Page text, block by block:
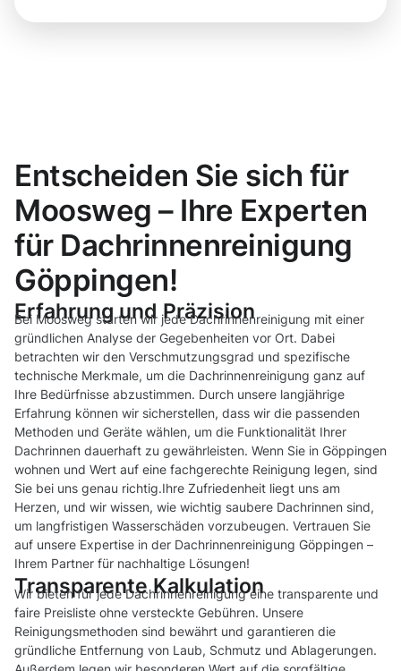
Entscheiden Sie sich für
Moosweg – Ihre Experten
für Dachrinnenreinigung
Göppingen!
Erfahrung und Präzision
Bei Moosweg starten wir jede Dachrinnenreinigung mit einer
gründlichen Analyse der Gegebenheiten vor Ort. Dabei
betrachten wir den Verschmutzungsgrad und spezifische
technische Merkmale, um die Dachrinnenreinigung ganz auf
Ihre Bedürfnisse abzustimmen. Durch unsere langjährige
Erfahrung können wir sicherstellen, dass wir die passenden
Methoden und Geräte wählen, um die Funktionalität Ihrer
Dachrinnen dauerhaft zu gewährleisten. Wenn Sie in Göppingen
wohnen und Wert auf eine fachgerechte Reinigung legen, sind
Sie bei uns genau richtig.Ihre Zufriedenheit liegt uns am
Herzen, und wir wissen, wie wichtig saubere Dachrinnen sind,
um langfristigen Wasserschäden vorzubeugen. Vertrauen Sie
auf unsere Expertise in der Dachrinnenreinigung Göppingen –
Ihrem Partner für nachhaltige Lösungen!
Transparente Kalkulation
Wir bieten für jede Dachrinnenreinigung eine transparente und
faire Preisliste ohne versteckte Gebühren. Unsere
Reinigungsmethoden sind bewährt und garantieren die
gründliche Entfernung von Laub, Schmutz und Ablagerungen.